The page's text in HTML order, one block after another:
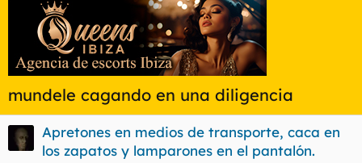
mundele cagando en una diligencia
Apretones en medios de transporte, caca en
los zapatos y lamparones en el pantalón.